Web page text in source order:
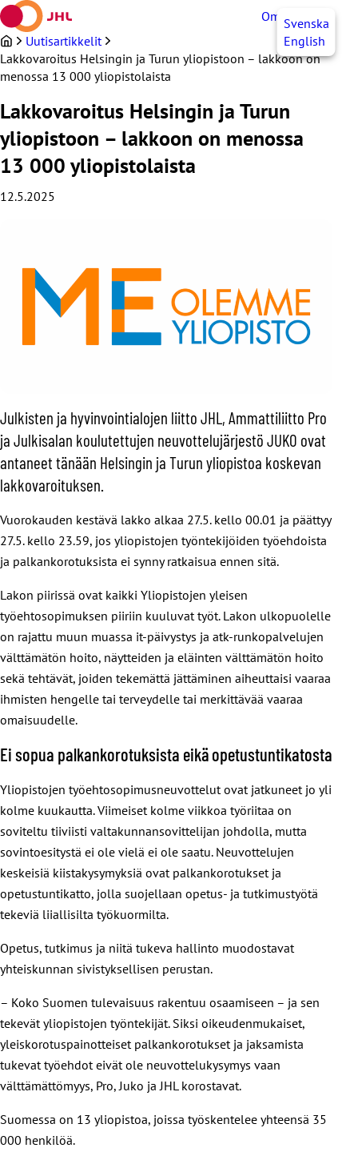
Siirry
sisältöön
OmaJHLSvenska
English
Uutisartikkelit
Lakkovaroitus Helsingin ja Turun yliopistoon – lakkoon on
menossa 13 000 yliopistolaista
Lakkovaroitus Helsingin ja Turun
yliopistoon – lakkoon on menossa
13 000 yliopistolaista
12.5.2025
Julkisten ja hyvinvointialojen liitto JHL, Ammattiliitto Pro
ja Julkisalan koulutettujen neuvottelujärjestö JUKO ovat
antaneet tänään Helsingin ja Turun yliopistoa koskevan
lakkovaroituksen.
Vuorokauden kestävä lakko alkaa 27.5. kello 00.01 ja päättyy
27.5. kello 23.59, jos yliopistojen työntekijöiden työehdoista
ja palkankorotuksista ei synny ratkaisua ennen sitä.
Lakon piirissä ovat kaikki Yliopistojen yleisen
työehtosopimuksen piiriin kuuluvat työt. Lakon ulkopuolelle
on rajattu muun muassa it-päivystys ja atk-runkopalvelujen
välttämätön hoito, näytteiden ja eläinten välttämätön hoito
sekä tehtävät, joiden tekemättä jättäminen aiheuttaisi vaaraa
ihmisten hengelle tai terveydelle tai merkittävää vaaraa
omaisuudelle.
Ei sopua palkankorotuksista eikä opetustuntikatosta
Yliopistojen työehtosopimusneuvottelut ovat jatkuneet jo yli
kolme kuukautta. Viimeiset kolme viikkoa työriitaa on
soviteltu tiiviisti valtakunnansovittelijan johdolla, mutta
sovintoesitystä ei ole vielä ei ole saatu. Neuvottelujen
keskeisiä kiistakysymyksiä ovat palkankorotukset ja
opetustuntikatto, jolla suojellaan opetus-​ ja tutkimustyötä
tekeviä liiallisilta työkuormilta.
Opetus, tutkimus ja niitä tukeva hallinto muodostavat
yhteiskunnan sivistyksellisen perustan.
– Koko Suomen tulevaisuus rakentuu osaamiseen – ja sen
tekevät yliopistojen työntekijät. Siksi oikeudenmukaiset,
yleiskorotuspainotteiset palkankorotukset ja jaksamista
tukevat työehdot eivät ole neuvottelukysymys vaan
välttämättömyys, Pro, Juko ja JHL korostavat.
Suomessa on 13 yliopistoa, joissa työskentelee yhteensä 35
000 henkilöä.